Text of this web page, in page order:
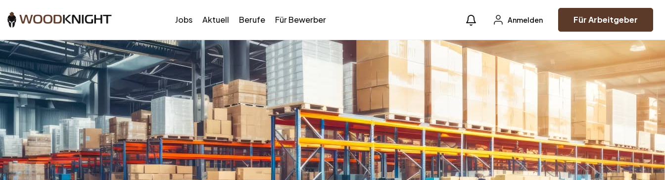
Jobs Aktuell Berufe Für Bewerber Anmelden Für Arbeitgeber